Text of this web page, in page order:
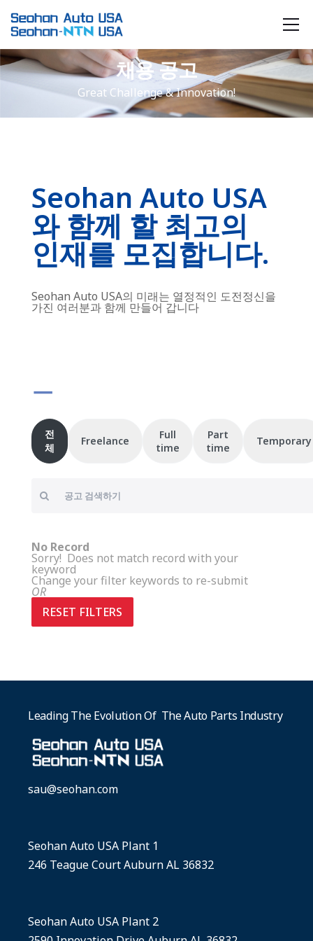
채용 공고
Great Challenge & Innovation!
Seohan Auto USA
와 함께 할 최고의
인재를 모집합니다.
Seohan Auto USA의 미래는 열정적인 도전정신을
가진 여러분과 함께 만들어 갑니다
ㅡ
전
체
Freelance
Full
time
Part
time
Temporary
No Record
Sorry! Does not match record with your
keyword
Change your filter keywords to re-submit
OR
RESET FILTERS
Leading The Evolution Of The Auto Parts Industry
sau@seohan.com
Seohan Auto USA Plant 1
246 Teague Court Auburn AL 36832
Seohan Auto USA Plant 2